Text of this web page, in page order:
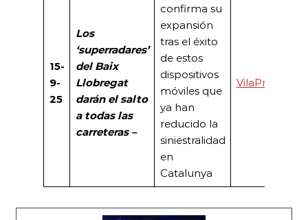
15-
9-
25
Los
‘superradares’
del Baix
Llobregat
darán el salto
a todas las
carreteras –
confirma su
expansión
tras el éxito
de estos
dispositivos
móviles que
ya han
reducido la
siniestralidad
en
Catalunya
VilaPress